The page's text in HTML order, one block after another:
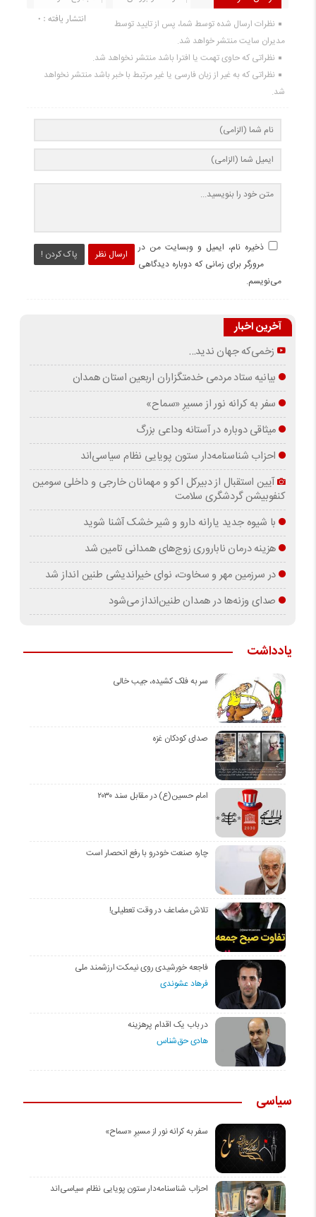
انتشار یافته : 0
نظرات ارسال شده توسط شما، پس از تایید توسط
مدیران سایت منتشر خواهد شد.
نظراتی که حاوی تهمت یا افترا باشد منتشر نخواهد شد.
نظراتی که به غیر از زبان فارسی یا غیر مرتبط با خبر باشد منتشر نخواهد
شد.
ارسال نظر پاک کردن !
ذخیره نام، ایمیل و وبسایت من در
مرورگر برای زمانی که دوباره دیدگاهی
می‌نویسم.
آخرین اخبار
زخمی‌که جهان ندید…
بیانیه ستاد مردمی خدمتگزاران اربعین استان همدان
سفر به کرانه‌ نور از مسیرِ «سماح»
میثاقی دوباره در آستانه‌ وداعی بزرگ
احزاب شناسنامه‌دار ستون پویایی نظام سیاسی‌اند
آیین استقبال از دبیرکل اکو و مهمانان خارجی و داخلی سومین
کنفوبیشن گردشگری سلامت
با شیوه جدید یارانه دارو و شیر خشک آشنا شوید
هزینه درمان ناباروری زوج‌های همدانی تامین شد
در سرزمین مهر و سخاوت، نوای خیراندیشی طنین انداز شد
صدای وزنه‌ها در همدان طنین‌انداز می‌شود
یادداشت
سر به فلک کشیده، جیب خالی
صدای کودکان غزه
امام حسین(ع) در مقابل سند ۲۰۳۰
چاره صنعت خودرو با رفع انحصار است
تلاش مضاعف در وقت تعطیلی!
فاجعه خورشیدی روی نیمکت ارزشمند ملی
فرهاد عشوندی
در باب یک اقدام پرهزینه
هادی حق‌شناس
سیاسی
سفر به کرانه‌ نور از مسیرِ «سماح»
احزاب شناسنامه‌دار ستون پویایی نظام سیاسی‌اند